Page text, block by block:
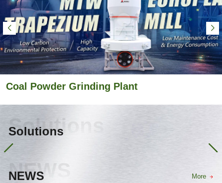
Coal Powder Grinding Plant
Solutions
Solutions
NEWS
NEWS More